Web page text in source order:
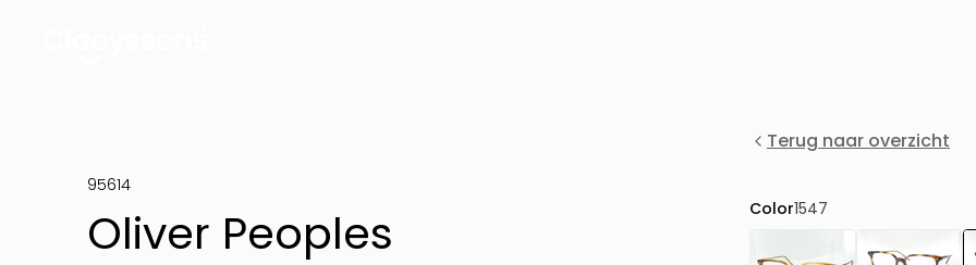
95614
Oliver Peoples
Terug naar overzicht
Color1547